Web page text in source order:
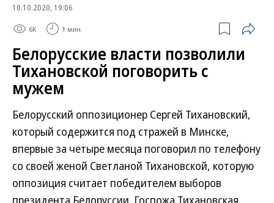
10.10.2020, 19:06
6K 1 мин.
Белорусские власти позволили
Тихановской поговорить с
мужем
Белорусский оппозиционер Сергей Тихановский,
который содержится под стражей в Минске,
впервые за четыре месяца поговорил по телефону
со своей женой Светланой Тихановской, которую
оппозиция считает победителем выборов
президента Белоруссии. Госпожа Тихановская